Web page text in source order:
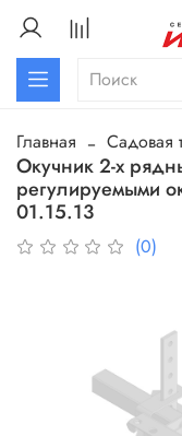
Главная Садовая
Окучник 2-х
регулируемыми
01.15.13
(0)